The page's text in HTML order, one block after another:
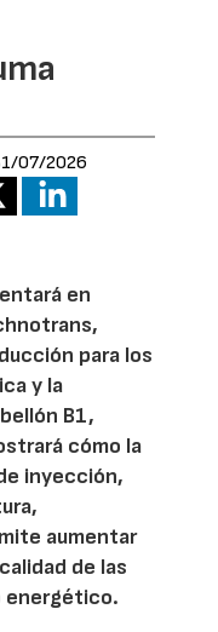
07/2026
en
para los
y la
B1,
cómo la
inyección,
aumentar
de las
energético.